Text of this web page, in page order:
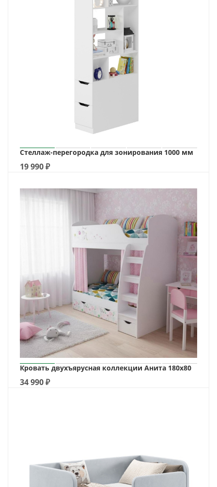
Стеллаж-перегородка для зонирования 1000 мм
19 990₽
Кровать двухъярусная коллекции Анита 180х80
34 990₽